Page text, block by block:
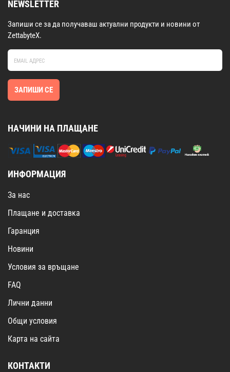
NEWSLETTER
Запиши се за да получаваш актуални продукти и новини от
ZettabyteX.
ЗАПИШИ СЕ
НАЧИНИ НА ПЛАЩАНЕ
ИНФОРМАЦИЯ
За нас
Плащане и доставка
Гаранция
Новини
Условия за връщане
FAQ
Лични данни
Общи условия
Карта на сайта
КОНТАКТИ